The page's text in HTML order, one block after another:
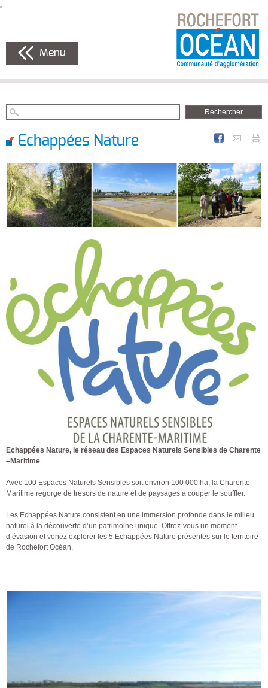
Menu
Echappées Nature
Echappées Nature, le réseau des Espaces Naturels Sensibles de Charente
–Maritime
Avec 100 Espaces Naturels Sensibles soit environ 100 000 ha, la Charente-
Maritime regorge de trésors de nature et de paysages à couper le souffler.
Les Echappées Nature consistent en une immersion profonde dans le milieu
naturel à la découverte d’un patrimoine unique. Offrez-vous un moment
d’évasion et venez explorer les 5 Echappées Nature présentes sur le territoire
de Rochefort Océan.